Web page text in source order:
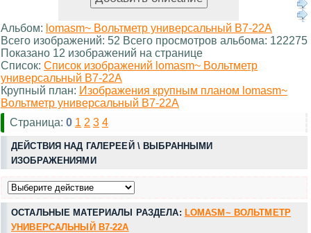
Альбом: lomasm~ Вольтметр универсальный В7-22А
Всего изображений: 52 Всего просмотров альбома: 122275
Показано 12 изображений на странице
Список: Список изображений lomasm~ Вольтметр
универсальный В7-22А
Крупный план: Изображения крупным планом lomasm~
Вольтметр универсальный В7-22А
Страница: 0 1 2 3 4
ДЕЙСТВИЯ НАД ГАЛЕРЕЕЙ \ ВЫБРАННЫМИ
ИЗОБРАЖЕНИЯМИ
ОСТАЛЬНЫЕ МАТЕРИАЛЫ РАЗДЕЛА: LOMASM~ ВОЛЬТМЕТР
УНИВЕРСАЛЬНЫЙ В7-22А